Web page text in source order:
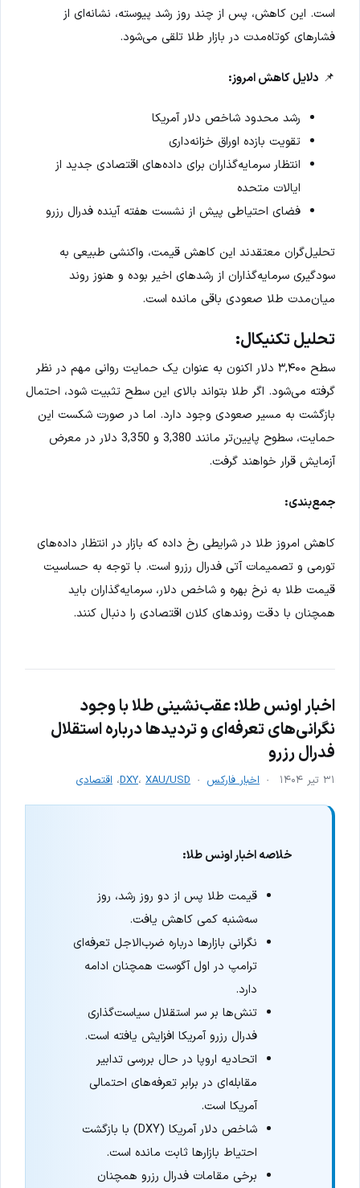
است. این کاهش، پس از چند روز رشد پیوسته، نشانه‌ای از
فشارهای کوتاه‌مدت در بازار طلا تلقی می‌شود.
📌 دلایل کاهش امروز:
رشد محدود شاخص دلار آمریکا
تقویت بازده اوراق خزانه‌داری
انتظار سرمایه‌گذاران برای داده‌های اقتصادی جدید از
ایالات متحده
فضای احتیاطی پیش از نشست هفته آینده فدرال رزرو
تحلیل‌گران معتقدند این کاهش قیمت، واکنشی طبیعی به
سودگیری سرمایه‌گذاران از رشدهای اخیر بوده و هنوز روند
میان‌مدت طلا صعودی باقی مانده است.
تحلیل تکنیکال:
سطح ۳,۴۰۰ دلار اکنون به عنوان یک حمایت روانی مهم در نظر
گرفته می‌شود. اگر طلا بتواند بالای این سطح تثبیت شود، احتمال
بازگشت به مسیر صعودی وجود دارد. اما در صورت شکست این
حمایت، سطوح پایین‌تر مانند 3,380 و 3,350 دلار در معرض
آزمایش قرار خواهند گرفت.
جمع‌بندی:
کاهش امروز طلا در شرایطی رخ داده که بازار در انتظار داده‌های
تورمی و تصمیمات آتی فدرال رزرو است. با توجه به حساسیت
قیمت طلا به نرخ بهره و شاخص دلار، سرمایه‌گذاران باید
همچنان با دقت روندهای کلان اقتصادی را دنبال کنند.
اخبار اونس طلا: عقب‌نشینی طلا با وجود
نگرانی‌های تعرفه‌ای و تردیدها درباره استقلال
فدرال رزرو
۳۱ تیر ۱۴۰۴ اخبار فارکس DXY، XAU/USD ، اقتصادی
خلاصه اخبار اونس طلا:
قیمت طلا پس از دو روز رشد، روز
سه‌شنبه کمی کاهش یافت.
نگرانی بازارها درباره ضرب‌الاجل تعرفه‌ای
ترامپ در اول آگوست همچنان ادامه
دارد.
تنش‌ها بر سر استقلال سیاست‌گذاری
فدرال رزرو آمریکا افزایش یافته است.
اتحادیه اروپا در حال بررسی تدابیر
مقابله‌ای در برابر تعرفه‌های احتمالی
آمریکا است.
شاخص دلار آمریکا (DXY) با بازگشت
احتیاط بازارها ثابت مانده است.
برخی مقامات فدرال رزرو همچنان